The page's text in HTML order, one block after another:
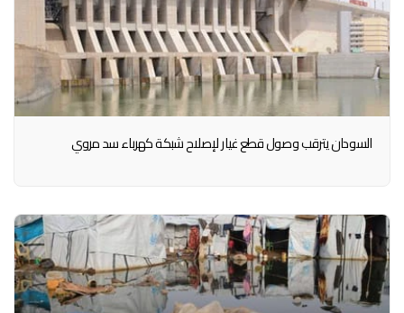
السودان يترقب وصول قطع غيار لإصلاح شبكة كهرباء سد مروي